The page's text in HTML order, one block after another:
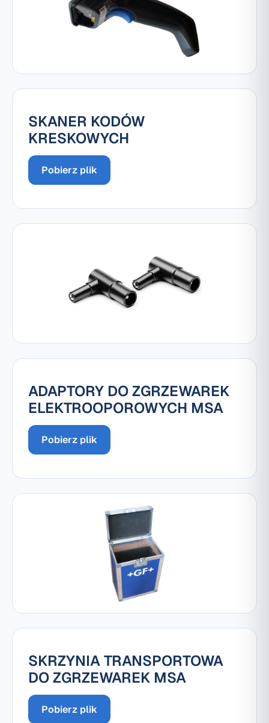
SKANER KODÓW
KRESKOWYCH
Pobierz plik
ADAPTORY DO ZGRZEWAREK
ELEKTROOPOROWYCH MSA
Pobierz plik
SKRZYNIA TRANSPORTOWA
DO ZGRZEWAREK MSA
Pobierz plik